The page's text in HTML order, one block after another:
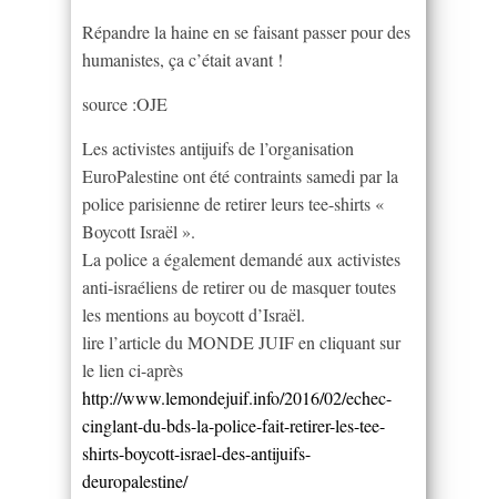
Répandre la haine en se faisant passer pour des
humanistes, ça c’était avant !
source :OJE
Les activistes antijuifs de l’organisation
EuroPalestine ont été contraints samedi par la
police parisienne de retirer leurs tee-shirts «
Boycott Israël ».
La police a également demandé aux activistes
anti-israéliens de retirer ou de masquer toutes
les mentions au boycott d’Israël.
lire l’article du MONDE JUIF en cliquant sur
le lien ci-après
http://www.lemondejuif.info/2016/02/echec-
cinglant-du-bds-la-police-fait-retirer-les-tee-
shirts-boycott-israel-des-antijuifs-
deuropalestine/